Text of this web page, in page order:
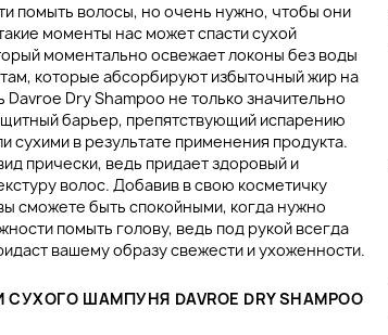
помыть волосы, но очень нужно, чтобы они
моменты нас может спасти сухой
моментально освежает локоны без воды
которые абсорбируют избыточный жир на
Dry Shampoo не только значительно
барьер, препятствующий испарению
сухими в результате применения продукта.
прически, ведь придает здоровый и
волос. Добавив в свою косметичку
сможете быть спокойными, когда нужно
помыть голову, ведь под рукой всегда
вашему образу свежести и ухоженности.
ШАМПУНЯ DAVROE DRY SHAMPOO